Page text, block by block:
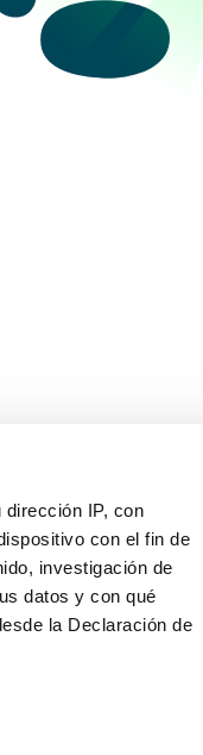
IP, con
con el fin de
investigación de
datos y con qué
la Declaración de